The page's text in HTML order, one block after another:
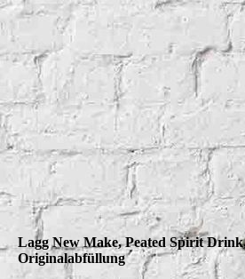
LaggWashbacks_1
Lagg New Make, Peated Spirit
Originalabfüllung